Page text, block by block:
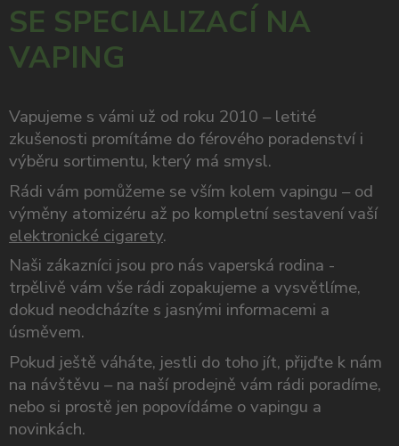
SE SPECIALIZACÍ NA
VAPING
Vapujeme s vámi už od roku 2010 – letité
zkušenosti promítáme do férového poradenství i
výběru sortimentu, který má smysl.
Rádi vám pomůžeme se vším kolem vapingu – od
výměny atomizéru až po kompletní sestavení vaší
elektronické cigarety.
Naši zákazníci jsou pro nás vaperská rodina -
trpělivě vám vše rádi zopakujeme a vysvětlíme,
dokud neodcházíte s jasnými informacemi a
úsměvem.
Pokud ještě váháte, jestli do toho jít, přijďte k nám
na návštěvu – na naší prodejně vám rádi poradíme,
nebo si prostě jen popovídáme o vapingu a
novinkách.